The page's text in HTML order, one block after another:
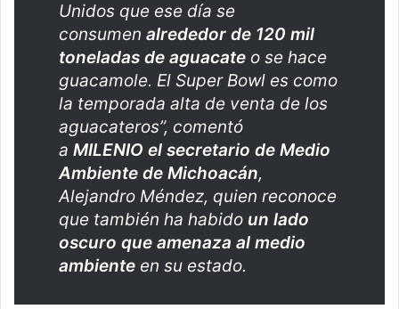
Unidos que ese día se
consumen alrededor de 120 mil
toneladas de aguacate o se hace
guacamole. El Super Bowl es como
la temporada alta de venta de los
aguacateros”, comentó
a MILENIO el secretario de Medio
Ambiente de Michoacán,
Alejandro Méndez, quien reconoce
que también ha habido un lado
oscuro que amenaza al medio
ambiente en su estado.